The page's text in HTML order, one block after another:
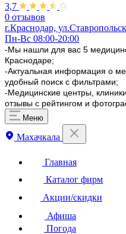
3,7
0 отзывов
г.Краснодар,
Пн-Вс 08:00-20:00
-Мы нашли для вас 5
Краснодаре;
-Актуальная информация о
удобный поиск с фильтрами;
-Медицинские центры,
отзывы с рейтингом и
Меню
Махачкала
Главная
Каталог фирм
Акции/скидки
Афиша
Погода